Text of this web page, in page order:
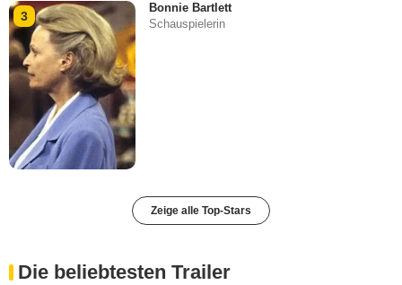
3
Bonnie Bartlett
Schauspielerin
Zeige alle Top-Stars
Die beliebtesten Trailer